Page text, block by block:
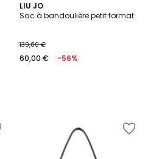
LIU JO
Sac à bandoulière petit format
139,00 €
60,00 € -56%